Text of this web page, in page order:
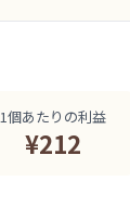
1個あたりの利益
¥212